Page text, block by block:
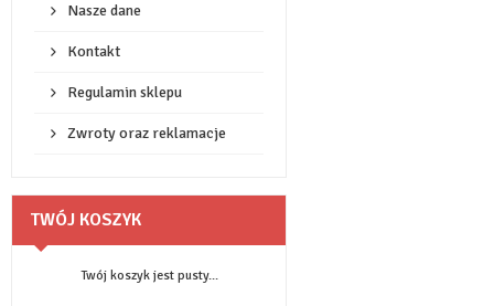
Nasze dane
Kontakt
Regulamin sklepu
Zwroty oraz reklamacje
TWÓJ KOSZYK
Twój koszyk jest pusty...